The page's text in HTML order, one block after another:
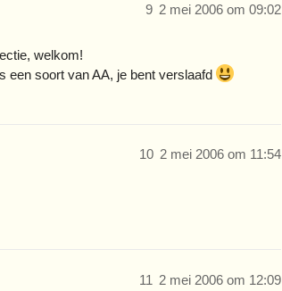
2 mei 2006 om 09:02
9
welkom!
een soort van AA, je bent verslaafd
2 mei 2006 om 11:54
10
2 mei 2006 om 12:09
11